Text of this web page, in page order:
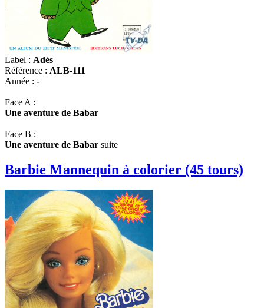
Label : Adès
Référence : ALB-111
Année : -
Face A :
Une aventure de Babar
Face B :
Une aventure de Babar suite
Barbie Mannequin à colorier (45 tours)